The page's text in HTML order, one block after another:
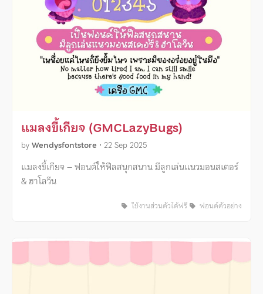
แมลงขี้เกียจ (GMCLazyBugs)
byWendysfontstore • 22 Sep 2025
แมลงขี้เกียจ – ฟอนต์ให้ฟีลสนุกสนาน มีลูกเล่นแนวมอนสเตอร์
& ฮาโลวีน
ใช้งานส่วนตัวได้ฟรี ฟอนต์ตัวอย่าง